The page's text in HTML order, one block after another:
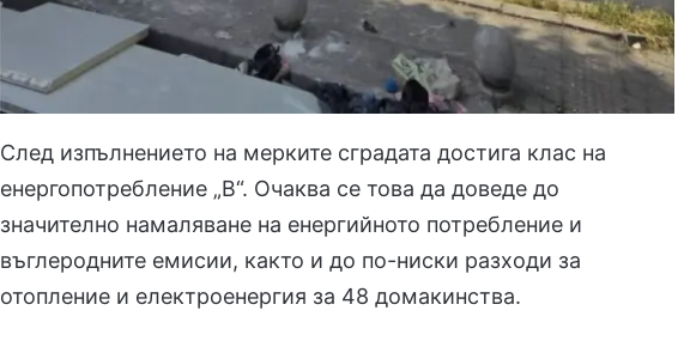
След изпълнението на мерките сградата достига клас на
енергопотребление „В“. Очаква се това да доведе до
значително намаляване на енергийното потребление и
въглеродните емисии, както и до по-ниски разходи за
отопление и електроенергия за 48 домакинства.